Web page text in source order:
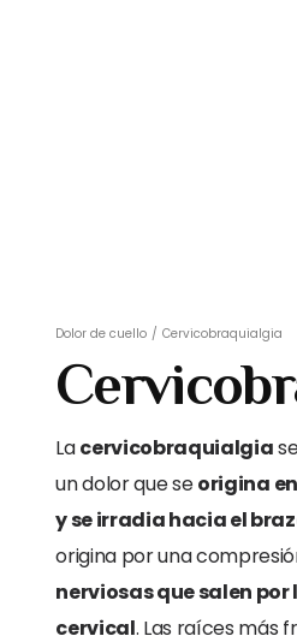
Dolor de cuello / Cervicobraquialgia
Lacervicobraquialgia
un dolor que seorigina
y se irradia hacia el
origina por una
nerviosas que salen
cervical. Las raíces más